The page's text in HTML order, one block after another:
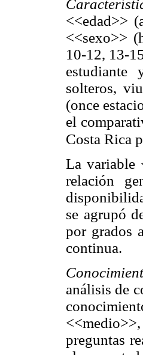
<<edad>>
<<sexo>>
10-12, 13-
estudiante
solteros,
(once
el
Costa Rica
La variable
relación
se agrupó
por grados
continua.
análisis de
preguntas